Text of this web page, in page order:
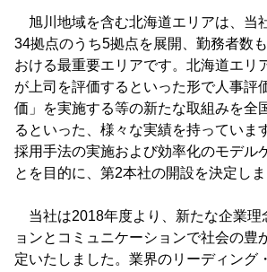
旭川地域を含む北海道エリアは、当
34拠点のうち5拠点を展開、勤務者数
おける最重要エリアです。北海道エリ
が上司を評価するといった形で人事評
価」を実施する等の新たな取組みを全
るといった、様々な実績を持っていま
採用手法の実施および効率化のモデル
とを目的に、第2本社の開設を決定しま
当社は2018年度より、新たな企業理
ョンとコミュニケーションで社会の豊
定いたしました。業界のリーディング